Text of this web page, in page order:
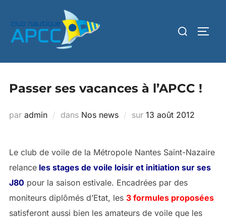
Passer ses vacances à l’APCC !
par admin dans Nos news sur 13 août 2012
Le club de voile de la Métropole Nantes Saint-Nazaire
relanceles stages de voile loisir et initiation sur ses
J80 pour la saison estivale. Encadrées par des
moniteurs diplômés d’Etat, les 3 formules proposées
satisferont aussi bien les amateurs de voile que les